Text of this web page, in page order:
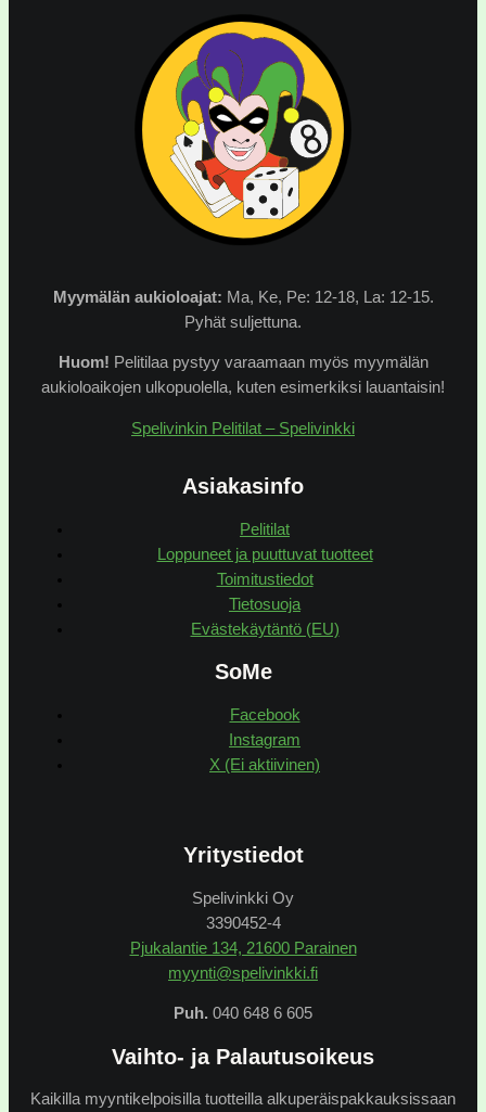
Myymälän aukioloajat: Ma, Ke, Pe: 12-18, La: 12-15.
Pyhät suljettuna.
Huom! Pelitilaa pystyy varaamaan myös myymälän
aukioloaikojen ulkopuolella, kuten esimerkiksi lauantaisin!
Spelivinkin Pelitilat – Spelivinkki
Asiakasinfo
Pelitilat
Loppuneet ja puuttuvat tuotteet
Toimitustiedot
Tietosuoja
Evästekäytäntö (EU)
SoMe
Facebook
Instagram
X (Ei aktiivinen)
Yritystiedot
Spelivinkki Oy
3390452-4
Pjukalantie 134, 21600 Parainen
myynti@spelivinkki.fi
Puh. 040 648 6 605
Vaihto- ja Palautusoikeus
Kaikilla myyntikelpoisilla tuotteilla alkuperäispakkauksissaan